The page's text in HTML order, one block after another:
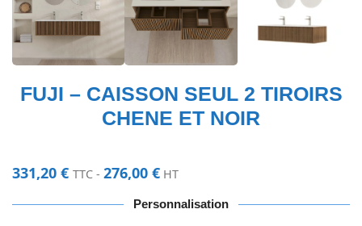
FUJI – CAISSON SEUL 2 TIROIRS
CHENE ET NOIR
331,20 € TTC - 276,00 € HT
Personnalisation